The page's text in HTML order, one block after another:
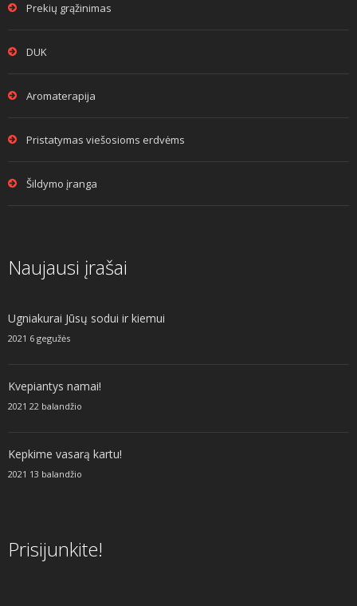
Prekių grąžinimas
DUK
Aromaterapija
Pristatymas viešosioms erdvėms
Šildymo įranga
Naujausi įrašai
Ugniakurai Jūsų sodui ir kiemui
2021 6 gegužės
Kvepiantys namai!
2021 22 balandžio
Kepkime vasarą kartu!
2021 13 balandžio
Prisijunkite!